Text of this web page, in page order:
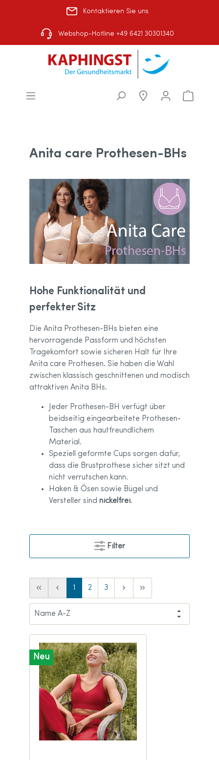
Kontaktieren Sie uns
Webshop-Hotline +49 6421 30301340
Anita care Prothesen-BHs
Hohe Funktionalität und
perfekter Sitz
Die Anita Prothesen-BHs bieten eine
hervorragende Passform und höchsten
Tragekomfort sowie sicheren Halt für Ihre
Anita care Prothesen. Sie haben die Wahl
zwischen klassisch geschnittenen und modisch
attraktiven Anita BHs.
Jeder Prothesen-BH verfügt über
beidseitig eingearbeitete Prothesen-
Taschen aus hautfreundlichem
Material.
Speziell geformte Cups sorgen dafür,
dass die Brustprothese sicher sitzt und
nicht verrutschen kann.
Haken & Ösen sowie Bügel und
Versteller sind nickelfrei.
Filter
1 2 3
Neu